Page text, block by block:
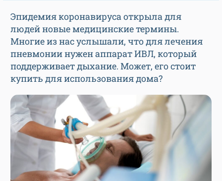
Эпидемия коронавируса открыла для
людей новые медицинские термины.
Многие из нас услышали, что для лечения
пневмонии нужен аппарат ИВЛ, который
поддерживает дыхание. Может, его стоит
купить для использования дома?